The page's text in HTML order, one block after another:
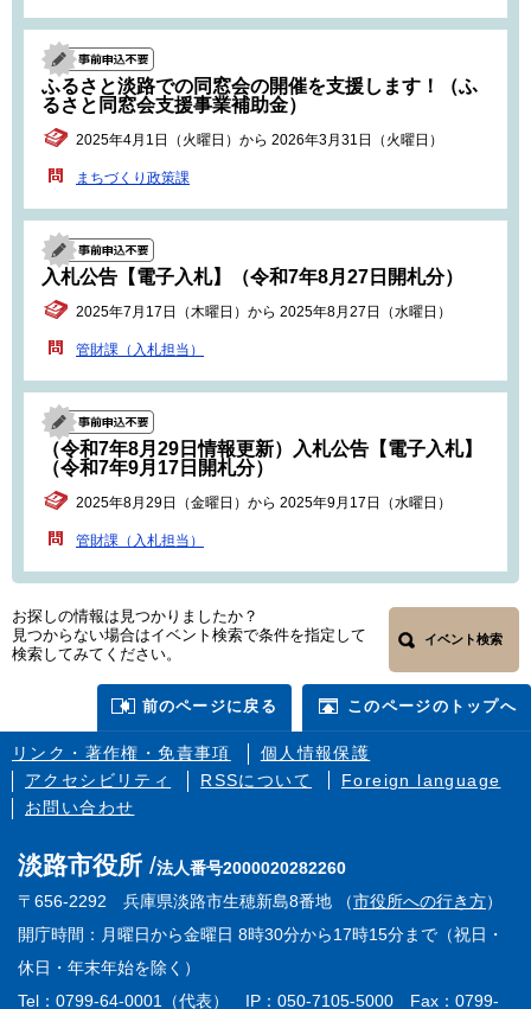
ふるさと淡路での同窓会の開催を支援します！（ふ
るさと同窓会支援事業補助金）
2025年4月1日（火曜日）から 2026年3月31日（火曜日）
まちづくり政策課
入札公告【電子入札】（令和7年8月27日開札分）
2025年7月17日（木曜日）から 2025年8月27日（水曜日）
管財課（入札担当）
（令和7年8月29日情報更新）入札公告【電子入札】
（令和7年9月17日開札分）
2025年8月29日（金曜日）から 2025年9月17日（水曜日）
管財課（入札担当）
お探しの情報は見つかりましたか？
見つからない場合はイベント検索で条件を指定して
検索してみてください。
イベント検索
前のページに戻る このページのトップへ
リンク・著作権・免責事項
個人情報保護
アクセシビリティ
RSSについて
Foreign language
お問い合わせ
淡路市役所
法人番号2000020282260
〒656-2292 兵庫県淡路市生穂新島8番地 （市役所への行き方）
開庁時間：月曜日から金曜日 8時30分から17時15分まで（祝日・
休日・年末年始を除く）
Tel：0799-64-0001（代表） IP：050-7105-5000 Fax：0799-